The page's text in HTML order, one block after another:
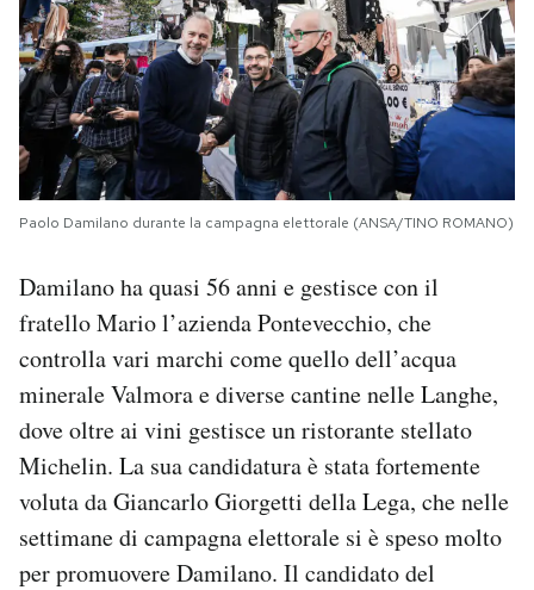
Paolo Damilano durante la campagna elettorale (ANSA/TINO ROMANO)
Damilano ha quasi 56 anni e gestisce con il
fratello Mario l’azienda Pontevecchio, che
controlla vari marchi come quello dell’acqua
minerale Valmora e diverse cantine nelle Langhe,
dove oltre ai vini gestisce un ristorante stellato
Michelin. La sua candidatura è stata fortemente
voluta da Giancarlo Giorgetti della Lega, che nelle
settimane di campagna elettorale si è speso molto
per promuovere Damilano. Il candidato del